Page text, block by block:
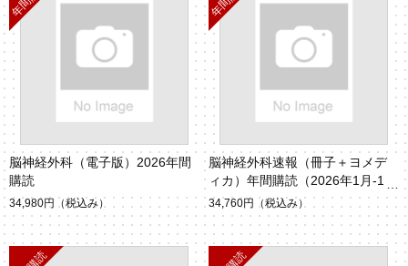
脳神経外科（電子版）2026年間
購読
34,980円 （税込み）
脳神経外科速報（冊子＋ヨメデ
ィカ）年間購読（2026年1月-12
月）
34,760円 （税込み）